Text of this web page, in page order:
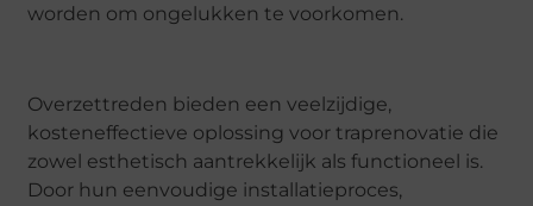
worden om ongelukken te voorkomen.
Overzettreden bieden een veelzijdige,
kosteneffectieve oplossing voor traprenovatie die
zowel esthetisch aantrekkelijk als functioneel is.
Door hun eenvoudige installatieproces,